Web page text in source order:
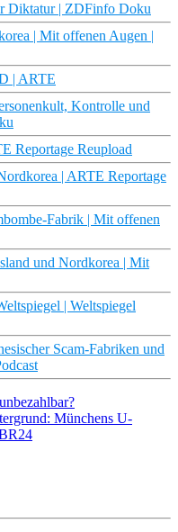
Diktatur | ZDFinfo Doku
| Mit offenen Augen |
| ARTE
Kontrolle und
Reportage Reupload
| ARTE Reportage
Fabrik | Mit offenen
und Nordkorea | Mit
| Weltspiegel
Scam-Fabriken und
Münchens U-